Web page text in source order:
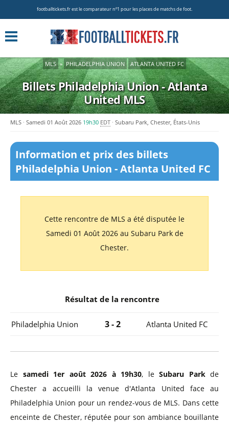
footballtickets.fr est le comparateur nº1 pour les places de matchs de foot.
MLS » PHILADELPHIA UNION ATLANTA UNITED FC
Billets Philadelphia Union - Atlanta
UnitedMLS
MLS Samedi 01 Août 2026 19h30 EDT Subaru Park, Chester, États-Unis
Information et prix des billets
Philadelphia Union - Atlanta United FC
Cette rencontre de MLS a été disputée le
Samedi 01 Août 2026 au Subaru Park de
Chester.
Résultat de la rencontre
Philadelphia Union 3 - 2 Atlanta United FC
Le samedi 1er août 2026 à 19h30, le Subaru Parkde
Chester a accueilli la venue d'Atlanta United face au
Philadelphia Union pour un rendez-vous de MLS. Dans cette
enceinte de Chester, réputée pour son ambiance bouillante